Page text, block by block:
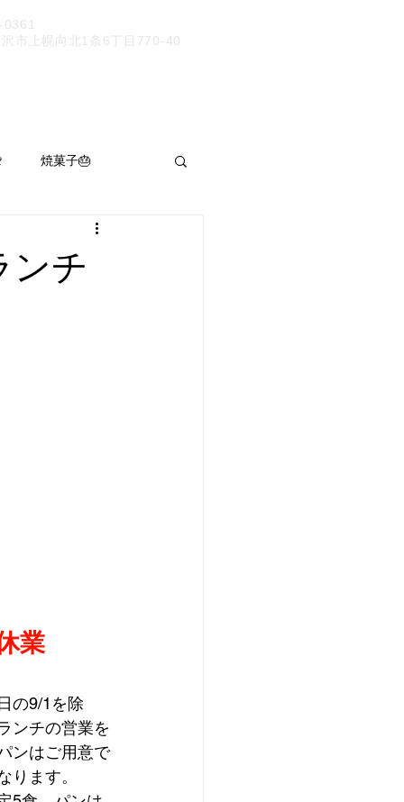
0361
市上幌向北1条6丁目770-40
焼菓子🎂
ンチ
業
の9/1を除
ンチの営業を
ンはご用意で
ります。